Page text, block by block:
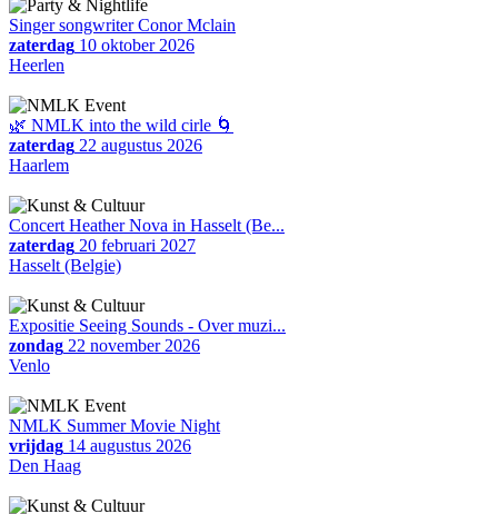
Singer songwriter Conor Mclain
zaterdag 10 oktober 2026
Heerlen
🌿 NMLK into the wild cirle 🌀
zaterdag 22 augustus 2026
Haarlem
Concert Heather Nova in Hasselt (Be...
zaterdag 20 februari 2027
Hasselt (Belgie)
Expositie Seeing Sounds - Over muzi...
zondag 22 november 2026
Venlo
NMLK Summer Movie Night
vrijdag 14 augustus 2026
Den Haag